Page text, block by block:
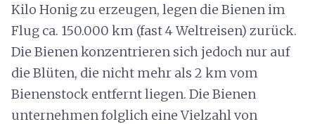
Kilo Honig zu erzeugen, legen die Bienen im
Flug ca. 150.000 km (fast 4 Weltreisen) zurück.
Die Bienen konzentrieren sich jedoch nur auf
die Blüten, die nicht mehr als 2 km vom
Bienenstock entfernt liegen. Die Bienen
unternehmen folglich eine Vielzahl von